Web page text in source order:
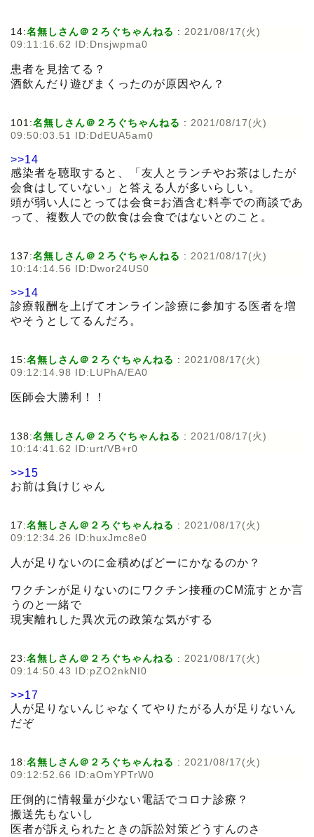
14:名無しさん＠２ろぐちゃんねる : 2021/08/17(火)
09:11:16.62 ID:Dnsjwpma0
患者を見捨てる？
酒飲んだり遊びまくったのが原因やん？
101:名無しさん＠２ろぐちゃんねる : 2021/08/17(火)
09:50:03.51 ID:DdEUA5am0
>>14
感染者を聴取すると、「友人とランチやお茶はしたが
会食はしていない」と答える人が多いらしい。
頭が弱い人にとっては会食=お酒含む料亭での商談であ
って、複数人での飲食は会食ではないとのこと。
137:名無しさん＠２ろぐちゃんねる : 2021/08/17(火)
10:14:14.56 ID:Dwor24US0
>>14
診療報酬を上げてオンライン診療に参加する医者を増
やそうとしてるんだろ。
15:名無しさん＠２ろぐちゃんねる : 2021/08/17(火)
09:12:14.98 ID:LUPhA/EA0
医師会大勝利！！
138:名無しさん＠２ろぐちゃんねる : 2021/08/17(火)
10:14:41.62 ID:urt/VB+r0
>>15
お前は負けじゃん
17:名無しさん＠２ろぐちゃんねる : 2021/08/17(火)
09:12:34.26 ID:huxJmc8e0
人が足りないのに金積めばどーにかなるのか？
ワクチンが足りないのにワクチン接種のCM流すとか言
うのと一緒で
現実離れした異次元の政策な気がする
23:名無しさん＠２ろぐちゃんねる : 2021/08/17(火)
09:14:50.43 ID:pZO2nkNI0
>>17
人が足りないんじゃなくてやりたがる人が足りないん
だぞ
18:名無しさん＠２ろぐちゃんねる : 2021/08/17(火)
09:12:52.66 ID:aOmYPTrW0
圧倒的に情報量が少ない電話でコロナ診療？
搬送先もないし
医者が訴えられたときの訴訟対策どうすんのさ